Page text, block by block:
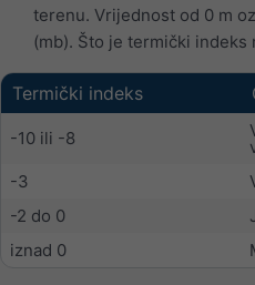
terenu. Vrijednost od 0 m
(mb). Što je termički
Termički indeks
-10 ili -8
-3
-2 do 0
iznad 0